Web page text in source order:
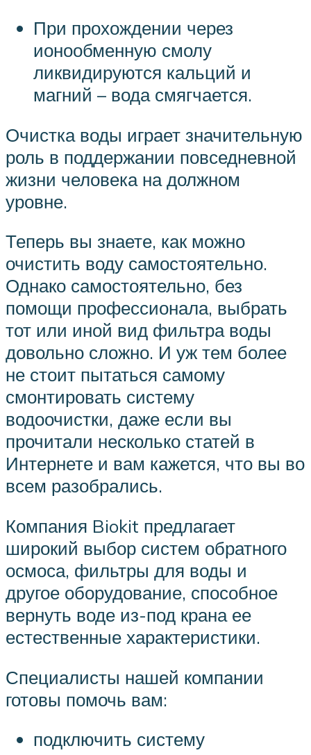
При прохождении через
ионообменную смолу
ликвидируются кальций и
магний – вода смягчается.
Очистка воды играет значительную
роль в поддержании повседневной
жизни человека на должном
уровне.
Теперь вы знаете, как можно
очистить воду самостоятельно.
Однако самостоятельно, без
помощи профессионала, выбрать
тот или иной вид фильтра воды
довольно сложно. И уж тем более
не стоит пытаться самому
смонтировать систему
водоочистки, даже если вы
прочитали несколько статей в
Интернете и вам кажется, что вы во
всем разобрались.
Компания Biokit предлагает
широкий выбор систем обратного
осмоса, фильтры для воды и
другое оборудование, способное
вернуть воде из-под крана ее
естественные характеристики.
Специалисты нашей компании
готовы помочь вам:
подключить систему